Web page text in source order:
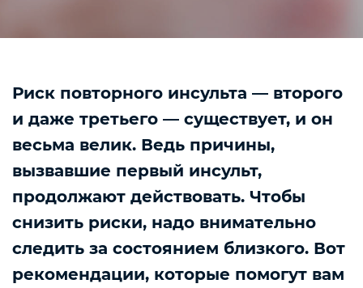
Риск повторного инсульта — второго
и даже третьего — существует, и он
весьма велик. Ведь причины,
вызвавшие первый инсульт,
продолжают действовать. Чтобы
снизить риски, надо внимательно
следить за состоянием близкого. Вот
рекомендации, которые помогут вам